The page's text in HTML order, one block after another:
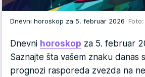
Dnevni horoskop za 5. februar 2026
Dnevni horoskop za 5. februar
Saznajte šta vašem znaku danas
prognozi rasporeda zvezda na